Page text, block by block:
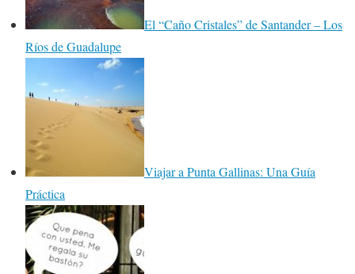
El “Caño Cristales” de Santander – Los
Ríos de Guadalupe
Viajar a Punta Gallinas: Una Guía
Práctica